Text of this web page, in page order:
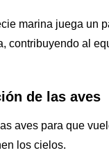
marina juega un
contribuyendo al
de las aves
aves para que
los cielos.